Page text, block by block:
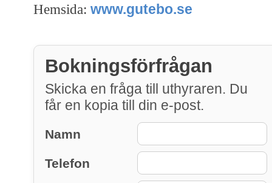
Hemsida: www.gutebo.se
Bokningsförfrågan
Skicka en fråga till uthyraren. Du
får en kopia till din e-post.
Namn
Telefon